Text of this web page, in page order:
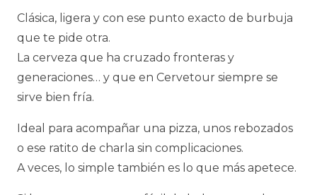
Clásica, ligera y con ese punto exacto de burbuja
que te pide otra.
La cerveza que ha cruzado fronteras y
generaciones… y que en Cervetour siempre se
sirve bien fría.
Ideal para acompañar una pizza, unos rebozados
o ese ratito de charla sin complicaciones.
A veces, lo simple también es lo que más apetece.